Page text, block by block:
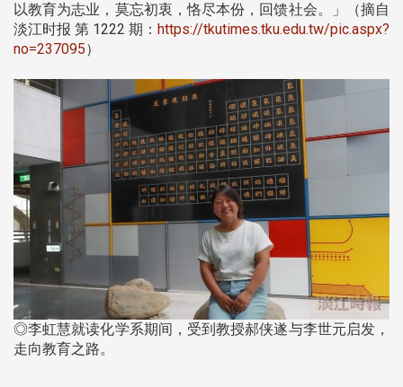
以教育为志业，莫忘初衷，恪尽本份，回馈社会。」（摘自
淡江时报 第 1222 期： https://tkutimes.tku.edu.tw/pic.aspx?
no=237095）
◎李虹慧就读化学系期间，受到教授郝侠遂与李世元启发，
走向教育之路。